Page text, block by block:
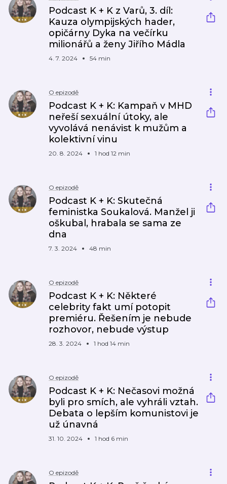
Podcast K + K z Varů, 3. díl:
Kauza olympijských hader,
opičárny Dyka na večírku
milionářů a ženy Jiřího Mádla
4. 7. 2024 54 min
O epizodě
Podcast K + K: Kampaň v MHD
neřeší sexuální útoky, ale
vyvolává nenávist k mužům a
kolektivní vinu
20. 8. 2024 1 hod 12 min
O epizodě
Podcast K + K: Skutečná
feministka Soukalová. Manžel ji
oškubal, hrabala se sama ze
dna
7. 3. 2024 48 min
O epizodě
Podcast K + K: Některé
celebrity fakt umí potopit
premiéru. Řešením je nebude
rozhovor, nebude výstup
28. 3. 2024 1 hod 14 min
O epizodě
Podcast K + K: Nečasovi možná
byli pro smích, ale vyhráli vztah.
Debata o lepším komunistovi je
už únavná
31. 10. 2024 1 hod 6 min
O epizodě